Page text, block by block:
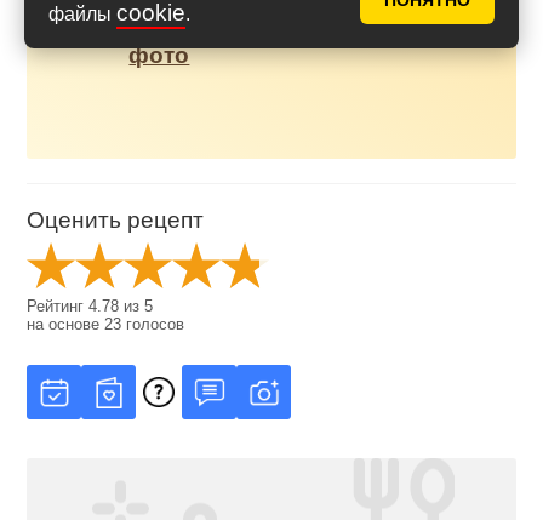
файлы cookie.
полезный домашний
майонез? - 35 рецептов с
фото
Оценить рецепт
Рейтинг4.78 из5
на основе23 голосов